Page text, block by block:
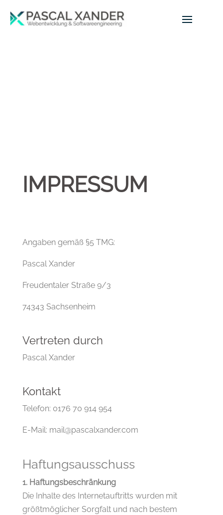
IMPRESSUM
Angaben gemäß §5 TMG:
Pascal Xander
Freudentaler Straße 9/3
74343 Sachsenheim
Vertreten durch
Pascal Xander
Kontakt
Telefon: 0176 70 914 954
E-Mail: mail@pascalxander.com
Haftungsausschuss
1. Haftungsbeschränkung
Die Inhalte des Internetauftritts wurden mit
größtmöglicher Sorgfalt und nach bestem